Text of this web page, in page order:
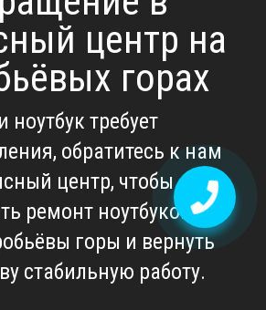
центр на
горах
ноутбук требует
обратитесь к нам
центр, чтобы
ремонт ноутбуков у
горы и вернуть
стабильную работу.